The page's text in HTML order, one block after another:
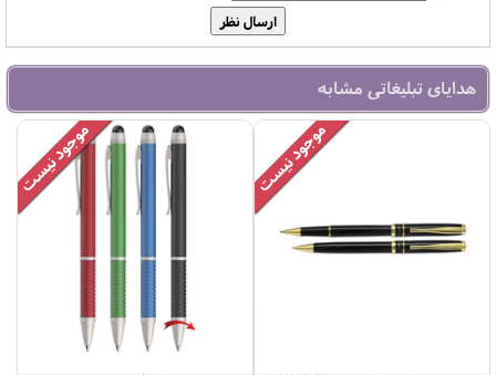
هدایای تبلیغاتی مشابه